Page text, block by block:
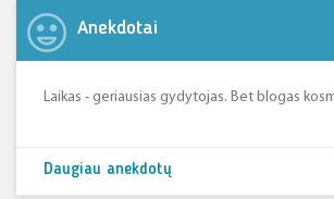
Anekdotai
Laikas - geriausias gydytojas. Bet blogas
Daugiau anekdotų